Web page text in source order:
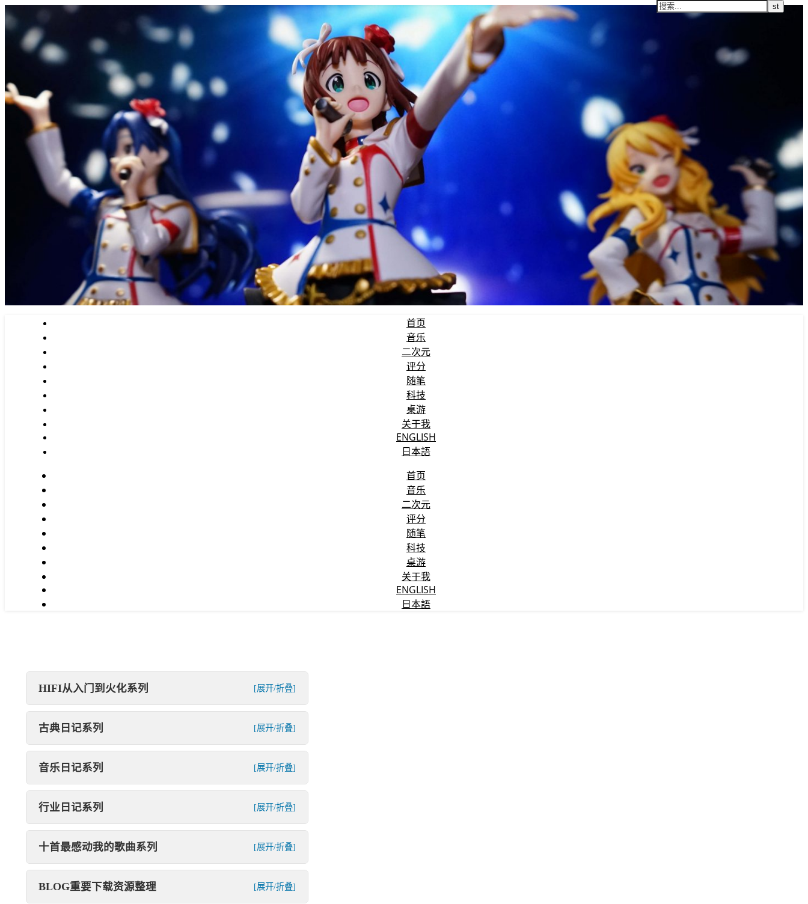
首页
音乐
二次元
评分
随笔
科技
桌游
关于我
ENGLISH
日本語
首页
音乐
二次元
评分
随笔
科技
桌游
关于我
ENGLISH
日本語
HIFI从入门到火化系列 [展开/折叠]
古典日记系列 [展开/折叠]
音乐日记系列 [展开/折叠]
行业日记系列 [展开/折叠]
十首最感动我的歌曲系列 [展开/折叠]
BLOG重要下载资源整理 [展开/折叠]